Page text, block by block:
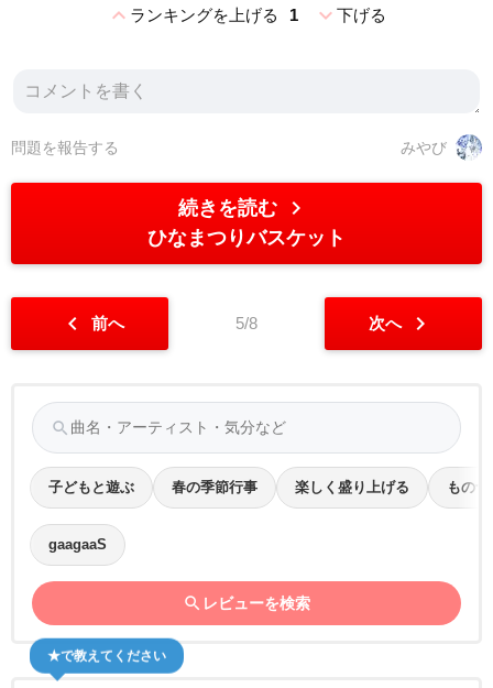
expand_lessランキングを上げる 1 expand_more下げる
みやび
問題を報告する
続きを読む chevron_right
ひなまつりバスケット
chevron_left 前へ 5/8 次へ chevron_right
search
子どもと遊ぶ 春の季節行事 楽しく盛り上げる もの
gaagaaS
search レビューを検索
★で教えてください